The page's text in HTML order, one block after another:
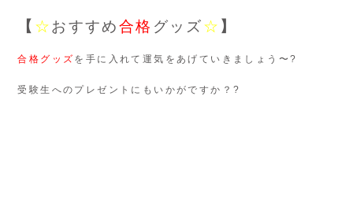
【 ☆ おすすめ合格 グッズ☆ 】
合格グッズ を手に入れて運気をあげていきましょう〜?
受験生へのプレゼントにもいかがですか？?